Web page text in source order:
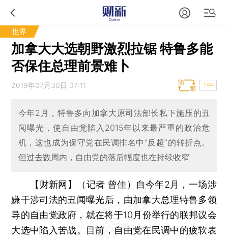
世界
加拿大大选朝野激烈拉锯 特鲁多能
否保住总理前景难卜
2019年07月30日 07:11 T中
今年2月，特鲁多向加拿大原司法部长私下施压的丑
闻曝光，使自由党陷入2015年以来最严重的政治危
机，这也成为保守党在民调排名中“反超”的转折点。
但过去数周内，自由党的落后幅度也在持续收窄
【财新网】（记者 曾佳） 自今年2月，一场涉
嫌干涉司法的丑闻曝光后，由加拿大总理特鲁多领
导的自由党政府，就在将于10月份举行的联邦议会
大选中陷入苦战。目前，自由党在民调中的疲软表